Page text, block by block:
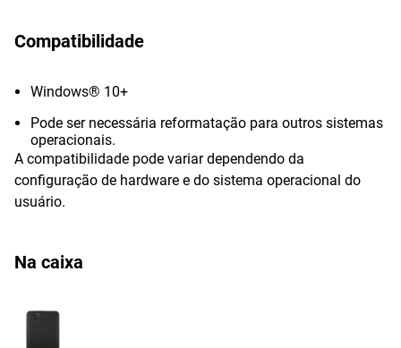
Compatibilidade
Windows® 10+
Pode ser necessária reformatação para outros sistemas
operacionais.
A compatibilidade pode variar dependendo da
configuração de hardware e do sistema operacional do
usuário.
Na caixa